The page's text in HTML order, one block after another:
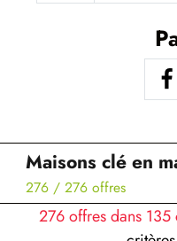
Maisons clé en
276 / 276 offres
276 offres dans 135